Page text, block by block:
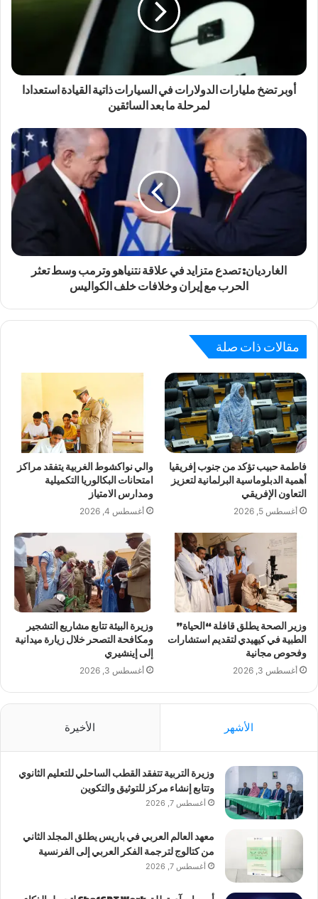
أوبر تضخ مليارات الدولارات في السيارات ذاتية القيادة استعدادا
لمرحلة ما بعد السائقين
الغارديان: تصدع متزايد في علاقة نتنياهو وترمب وسط تعثر
الحرب مع إيران وخلافات خلف الكواليس
مقالات ذات صلة
فاطمة حبيب تؤكد من جنوب إفريقيا
أهمية الدبلوماسية البرلمانية لتعزيز
التعاون الإفريقي
أغسطس 5, 2026
والي نواكشوط الغربية يتفقد مراكز
امتحانات البكالوريا التكميلية
ومدارس الامتياز
أغسطس 4, 2026
وزير الصحة يطلق قافلة “الحياة”
الطبية في كيهيدي لتقديم استشارات
وفحوص مجانية
أغسطس 3, 2026
وزيرة البيئة تتابع مشاريع التشجير
ومكافحة التصحر خلال زيارة ميدانية
إلى إينشيري
أغسطس 3, 2026
الأشهر الأخيرة
وزيرة التربية تتفقد القطب الساحلي للتعليم الثانوي
وتتابع إنشاء مركز للتوثيق والتكوين
أغسطس 7, 2026
معهد العالم العربي في باريس يطلق المجلد الثاني
من كتالوج لترجمة الفكر العربي إلى الفرنسية
أغسطس 7, 2026